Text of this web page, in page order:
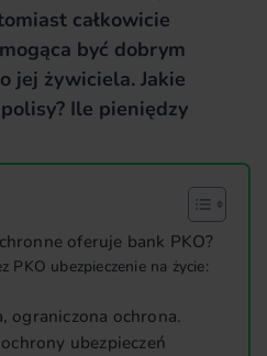
całkowicie
być dobrym
jej żywiciela. Jakie
Ile pieniędzy
oferuje bank PKO?
PKO ubezpieczenie na życie:
ograniczona ochrona.
ubezpieczeń